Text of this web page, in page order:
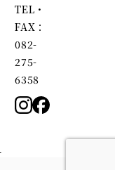
TEL・
FAX：
082-
275-
6358